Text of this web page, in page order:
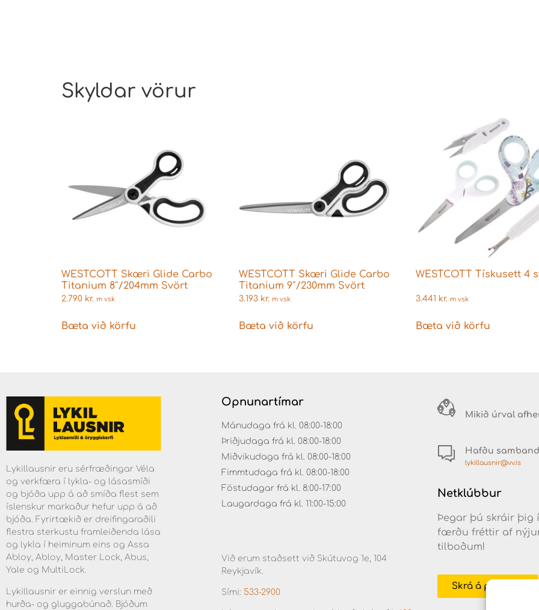
Skyldar vörur
WESTCOTT Skæri Glide Carbo
Titanium 8″/204mm Svört
2.790 kr. m vsk
Bæta við körfu
WESTCOTT Skæri Glide Carbo
Titanium 9″/230mm Svört
3.193 kr. m vsk
Bæta við körfu
WESTCOTT Tískusett 4
3.441 kr. m vsk
Bæta við körfu
Lykillausnir eru sérfræðingar Véla
og verkfæra í lykla- og lásasmíði
og bjóða upp á að smíða flest sem
íslenskur markaður hefur upp á að
bjóða. Fyrirtækið er dreifingaraðili
flestra sterkustu framleiðenda lása
og lykla í heiminum eins og Assa
Abloy, Abloy, Master Lock, Abus,
Yale og MultiLock.
Lykillausnir er einnig verslun með
hurða- og gluggabúnað. Bjóðum
Opnunartímar
Mánudaga frá kl. 08:00-18:00
Þriðjudaga frá kl. 08:00-18:00
Miðvikudaga frá kl. 08:00-18:00
Fimmtudaga frá kl. 08:00-18:00
Föstudagar frá kl. 8:00-17:00
Laugardaga frá kl. 11:00-15:00
Við erum staðsett við Skútuvog 1e, 104
Reykjavík.
Sími: 533-2900
Mikið úrval
Hafðu samband
lykillausnir@vv.is
Netklúbbur
Þegar þú skráir þig
færðu fréttir af
tilboðum!
Skrá á póstlista